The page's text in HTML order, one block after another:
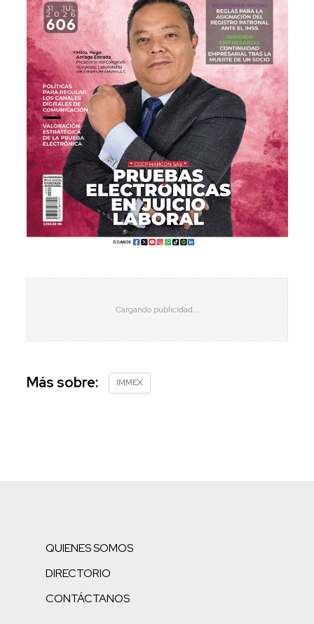
Más sobre: IMMEX
QUIENES SOMOS
DIRECTORIO
CONTÁCTANOS